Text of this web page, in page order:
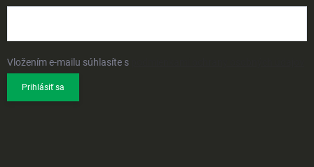
Vložením e-mailu súhlasíte s
Prihlásiť sa